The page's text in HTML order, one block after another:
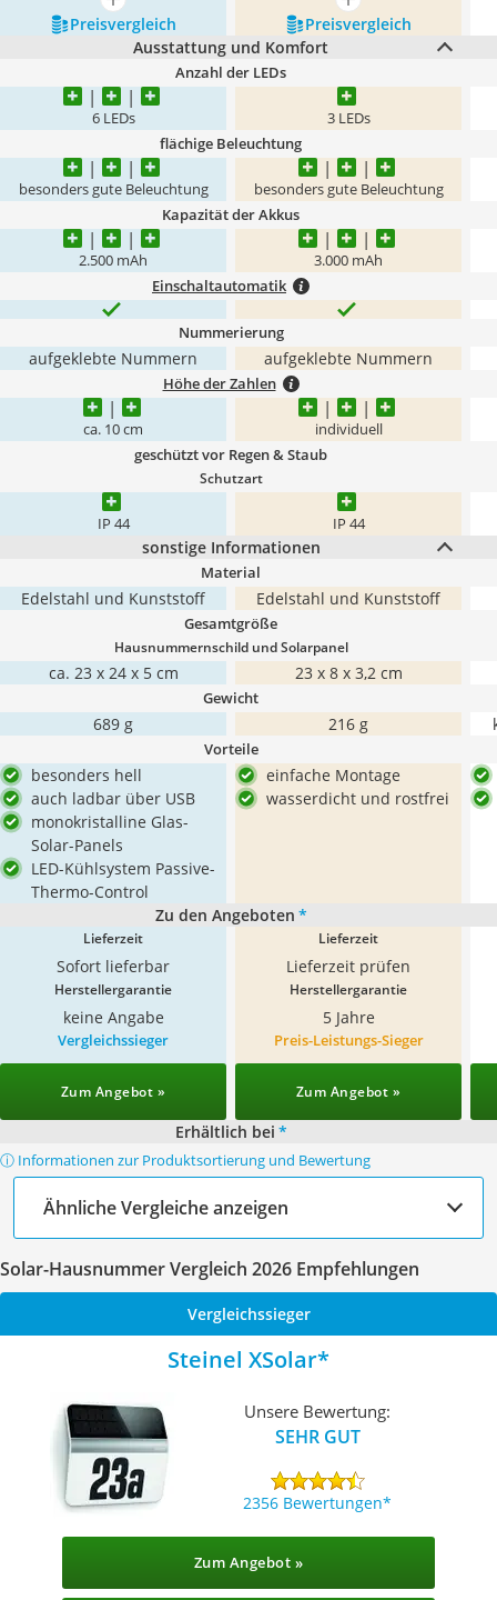
mehr anzeigen
mehr anzeigen
Preis­vergleich
Preis­vergleich
Ausstattung und Komfort
Anzahl der LEDs
6 LEDs 3 LEDs
flächige Beleuchtung
besonders gute Beleuchtung besonders gute Beleuchtung
Kapazität der Akkus
2.500 mAh 3.000 mAh
Einschaltautomatik
Nummerierung
aufgeklebte Nummern aufgeklebte Nummern
Höhe der Zahlen
ca. 10 cm individuell
geschützt vor Regen & Staub
Schutzart
IP 44 IP 44
sonstige Informationen
Material
Edelstahl und Kunststoff Edelstahl und Kunststoff
Gesamtgröße
Hausnummernschild und Solarpanel
ca. 23 x 24 x 5 cm 23 x 8 x 3,2 cm
Gewicht
689 g 216 g
Vorteile
besonders hell
auch ladbar über USB
monokristalline Glas-
Solar-Panels
LED-Kühlsystem Passive-
Thermo-Control
einfache Montage
wasserdicht und rostfrei
Zu den Angeboten *
Lieferzeit
Sofort lieferbar
Lieferzeit
Lieferzeit prüfen
Herstellergarantie
keine Angabe
Herstellergarantie
5 Jahre
Vergleichssieger
Zum Angebot »
Preis-Leistungs-Sieger
Zum Angebot »
Erhältlich bei *
ⓘ Informationen zur Produktsortierung und Bewertung
Ähnliche Vergleiche anzeigen
Solar-Hausnummer Vergleich 2026 Empfehlungen
Vergleichssieger
Steinel XSolar
Unsere Bewertung:
SEHR GUT
2356 Bewertungen
Zum Angebot »